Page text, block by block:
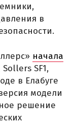
в
начала
SF1,
в Елабуге
модели
решение